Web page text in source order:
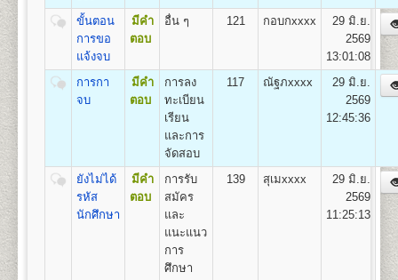
เปิดสอนระดับปริญญาตรี
หน่วยกิต
ชื่อปริญญา
วิศวกรรมศาสตรบัณฑิต (วศ.บ.) Bachelor of
Engineering (B.Eng.)
เปิดสอน5สาขาวิชาคือ
1.สาขาวิชาวิศวกรรมโยธา
2.สาขาวิชาวิศวกรรมอุตสาหการ
4.สาขาวิชาวิศวกรรมคอมพิวเตอร์
5.สาขาวิชาวิศวกรรมสิ่งแวดล้อม
คณะศิลปกรรมศาสตร์
เปิดสอนระดับปริญญาตรีหลักสูตร 4 ปี 137-139
ศิลปกรรมศาสตรบัณฑิต (ศป.บ) Bachelor of
จำนวน
หน่วยกิต
ค่า
หน่วยกิต
(บาท)
(บาท)
ศึกษา
ค่าทำ
ตัว
ถาวร
ค่าขึ้น
ศึกษา
ค่า
ข่าว
รามฯ
รวม
(บาท)
500 800 100
2,050
500 800
3 150 500 800 100 500 100
2,150
500
ขั้นตอน
การขอ
แจ้งจบ
มีคำ
ตอบ
อื่น ๆ 121 กอบกxxxx
29 มิ.ย.
2569
13:01:08
การกา
จบ
มีคำ
ตอบ
การลง
ทะเบียน
เรียน
และการ
จัดสอบ
117 ณัฐภxxxx
29 มิ.ย.
2569
12:45:36
ยังไม่ได้
รหัส
นักศึกษา
มีคำ
ตอบ
การรับ
สมัคร
และ
แนะแนว
การ
ศึกษา
139 สุเมxxxx
29 มิ.ย.
2569
11:25:13